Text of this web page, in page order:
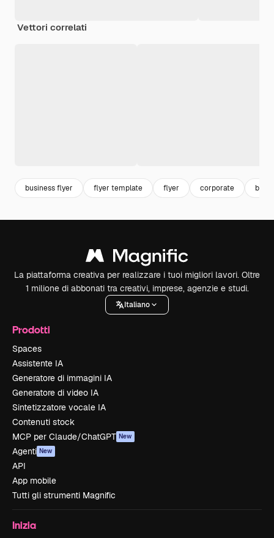
Vettori correlati
business flyer flyer template flyer corporate
La piattaforma creativa per realizzare i tuoi migliori lavori. Oltre
1 milione di abbonati tra creativi, imprese, agenzie e studi.
Italiano
Prodotti
Spaces
Assistente IA
Generatore di immagini IA
Generatore di video IA
Sintetizzatore vocale IA
Contenuti stock
MCP per Claude/ChatGPT New
Agenti New
API
App mobile
Tutti gli strumenti Magnific
Inizia